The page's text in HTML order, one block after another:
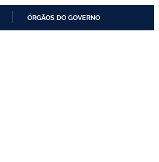
ÓRGÃOS DO GOVERNO